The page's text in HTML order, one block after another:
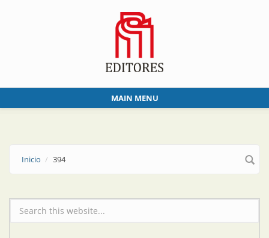
MAIN MENU
Inicio 394
Formulario de búsqueda